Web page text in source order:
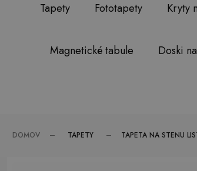
Tapety Fototapety Kryty
Magnetické tabule Doski
DOMOV TAPETY TAPETA NA STENU